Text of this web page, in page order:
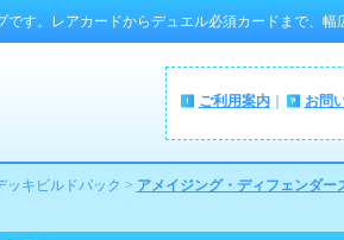
す。レアカードからデュエル必須カードまで、幅
ご利用案内｜ お問
ッキビルドパック > アメイジング・ディフェンダー